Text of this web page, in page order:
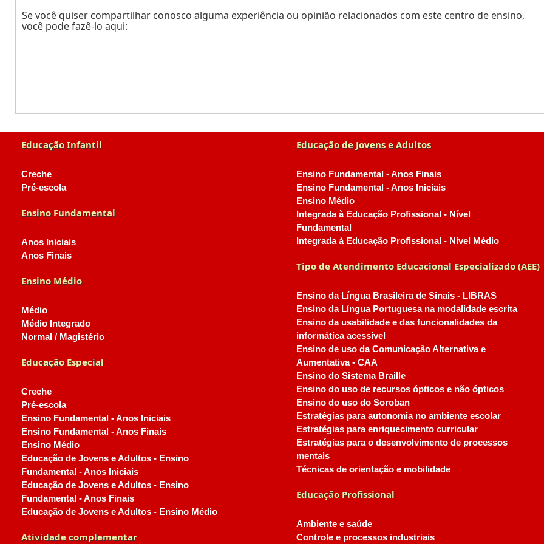
Se você quiser compartilhar conosco alguma experiência ou opinião relacionados com este centro de ensino,
você pode fazê-lo aqui:
Educação Infantil
Creche
Pré-escola
Ensino Fundamental
Anos Iniciais
Anos Finais
Ensino Médio
Médio
Médio Integrado
Normal / Magistério
Educação Especial
Creche
Pré-escola
Ensino Fundamental - Anos Iniciais
Ensino Fundamental - Anos Finais
Ensino Médio
Educação de Jovens e Adultos - Ensino
Fundamental - Anos Iniciais
Educação de Jovens e Adultos - Ensino
Fundamental - Anos Finais
Educação de Jovens e Adultos - Ensino Médio
Atividade complementar
Educação de Jovens e Adultos
Ensino Fundamental - Anos Finais
Ensino Fundamental - Anos Iniciais
Ensino Médio
Integrada à Educação Profissional - Nível
Fundamental
Integrada à Educação Profissional - Nível Médio
Tipo de Atendimento Educacional Especializado (AEE)
Ensino da Língua Brasileira de Sinais - LIBRAS
Ensino da Língua Portuguesa na modalidade escrita
Ensino da usabilidade e das funcionalidades da
informática acessível
Ensino de uso da Comunicação Alternativa e
Aumentativa - CAA
Ensino do Sistema Braille
Ensino do uso de recursos ópticos e não ópticos
Ensino do uso do Soroban
Estratégias para autonomia no ambiente escolar
Estratégias para enriquecimento curricular
Estratégias para o desenvolvimento de processos
mentais
Técnicas de orientação e mobilidade
Educação Profissional
Ambiente e saúde
Controle e processos industriais